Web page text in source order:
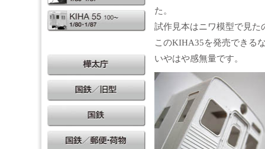
た。
試作見本はニワ模型で見た
このKIHA35を発売できる
いやはや感無量です。